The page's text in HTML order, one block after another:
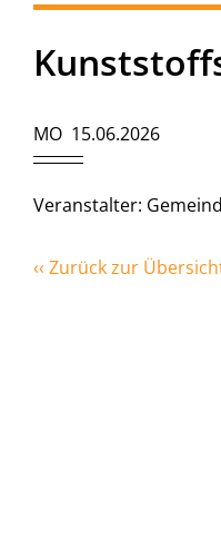
MO 15.06.2026
Veranstalter:
‹‹ Zurück zur